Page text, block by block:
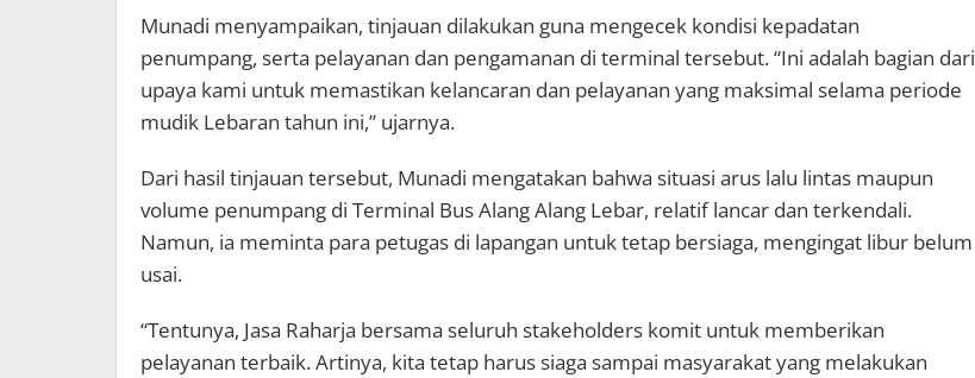
Munadi menyampaikan, tinjauan dilakukan guna mengecek kondisi kepadatan
penumpang, serta pelayanan dan pengamanan di terminal tersebut. “Ini adalah bagian dari
upaya kami untuk memastikan kelancaran dan pelayanan yang maksimal selama periode
mudik Lebaran tahun ini,” ujarnya.
Dari hasil tinjauan tersebut, Munadi mengatakan bahwa situasi arus lalu lintas maupun
volume penumpang di Terminal Bus Alang Alang Lebar, relatif lancar dan terkendali.
Namun, ia meminta para petugas di lapangan untuk tetap bersiaga, mengingat libur belum
usai.
“Tentunya, Jasa Raharja bersama seluruh stakeholders komit untuk memberikan
pelayanan terbaik. Artinya, kita tetap harus siaga sampai masyarakat yang melakukan